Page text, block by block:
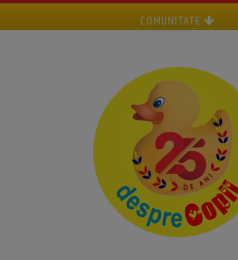
COMUNITATE